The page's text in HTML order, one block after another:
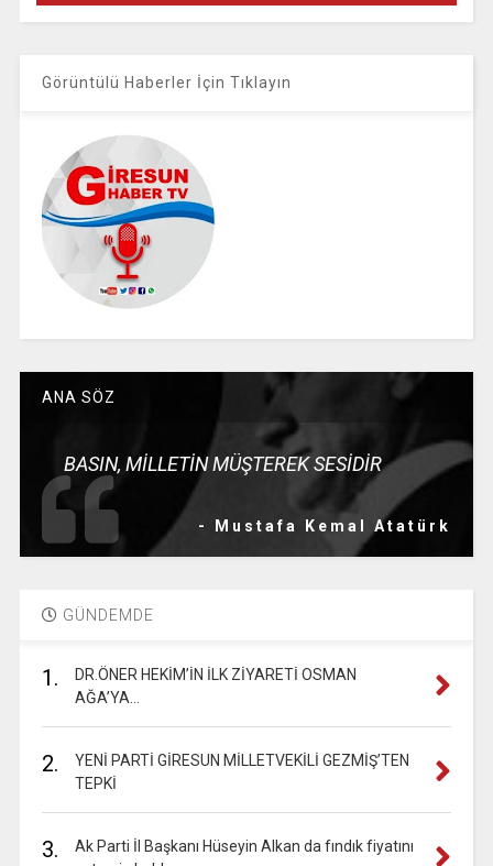
Görüntülü Haberler İçin Tıklayın
ANA SÖZ
BASIN, MİLLETİN MÜŞTEREK SESİDİR
- Mustafa Kemal Atatürk
GÜNDEMDE
1.
DR.ÖNER HEKİM’İN İLK ZİYARETİ OSMAN
AĞA’YA…
2.
YENİ PARTİ GİRESUN MİLLETVEKİLİ GEZMİŞ’TEN
TEPKİ
3.
Ak Parti İl Başkanı Hüseyin Alkan da fındık fiyatını